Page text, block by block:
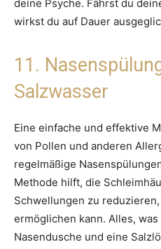
deine Psyche. Fährst du
wirkst du auf Dauer
11.
Salzwasser
Eine einfache und effektive
von Pollen und anderen
regelmäßige
Methode hilft, die
Schwellungen zu
ermöglichen kann. Alles,
Nasendusche und eine